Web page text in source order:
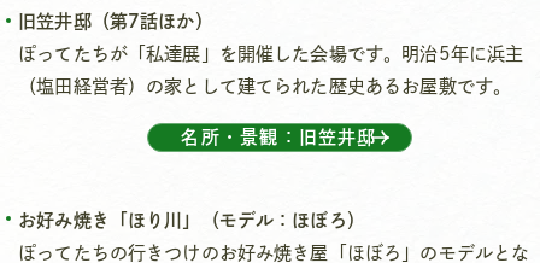
旧笠井邸（第7話ほか）
ぽってたちが「私達展」を開催した会場です。明治5年に浜主
（塩田経営者）の家として建てられた歴史あるお屋敷です。
名所・景観：旧笠井邸
お好み焼き「ほり川」（モデル：ほぼろ）
ぽってたちの行きつけのお好み焼き屋「ほぼろ」のモデルとな